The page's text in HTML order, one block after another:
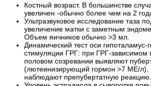
Костный возраст. В большинстве
увеличен -обычно более чем на 2
Ультразвуковое исследование таза
увеличение матки с заметным
Объем яичников обычно >3 мл.
Динамический тест оси
стимуляции ГРГ: при ГРГ-
половом созревании выявляют
(лютеинизирующий гормон >7 МЕ/л),
наблюдают препубертатную реакцию.